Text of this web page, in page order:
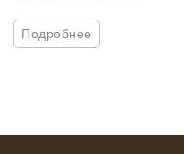
Подробнее